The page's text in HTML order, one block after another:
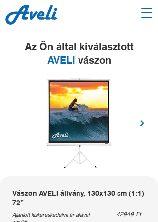
Az Ön által kiválasztott
AVELI vászon
Vászon AVELI állvány, 130x130 cm (1:1)
72”
Ajánlott kiskereskedelmi ár áfával
42949 Ft